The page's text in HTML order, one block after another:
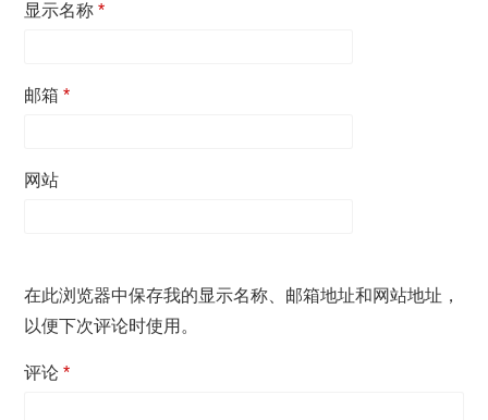
显示名称*
邮箱*
网站
在此浏览器中保存我的显示名称、邮箱地址和网站地址，
以便下次评论时使用。
评论*